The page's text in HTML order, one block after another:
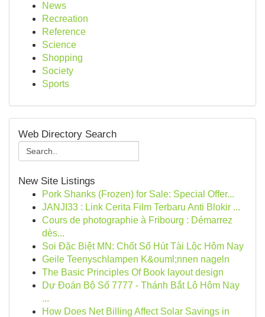
News
Recreation
Reference
Science
Shopping
Society
Sports
Web Directory Search
New Site Listings
Pork Shanks (Frozen) for Sale: Special Offer...
JANJI33 : Link Cerita Film Terbaru Anti Blokir ...
Cours de photographie à Fribourg : Démarrez
dès...
Soi Đặc Biệt MN: Chốt Số Hút Tài Lộc Hôm Nay
Geile Teenyschlampen K&ouml;nnen nageln
The Basic Principles Of Book layout design
Dự Đoán Bộ Số 7777 - Thánh Bắt Lô Hôm Nay
...
How Does Net Billing Affect Solar Savings in